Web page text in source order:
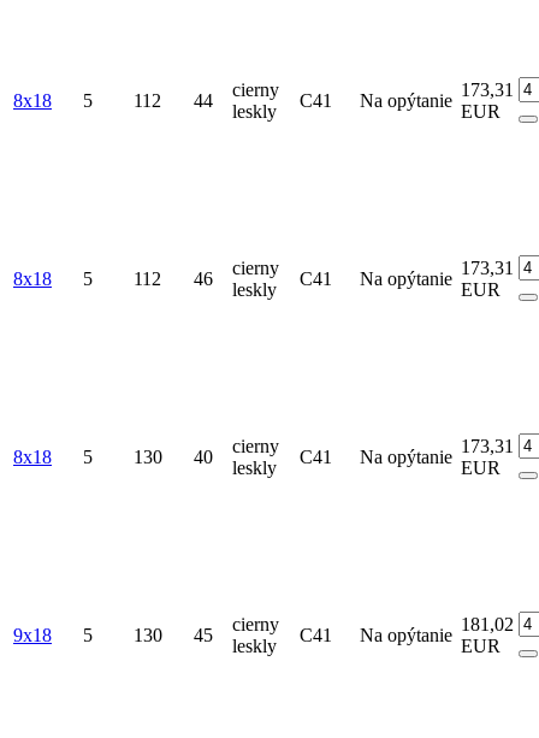
8x18 5 112 44
cierny
leskly
C41 Na opýtanie
173,31
EUR
8x18 5 112 46
cierny
leskly
C41 Na opýtanie
173,31
EUR
8x18 5 130 40
cierny
leskly
C41 Na opýtanie
173,31
EUR
9x18 5 130 45
cierny
leskly
C41 Na opýtanie
181,02
EUR